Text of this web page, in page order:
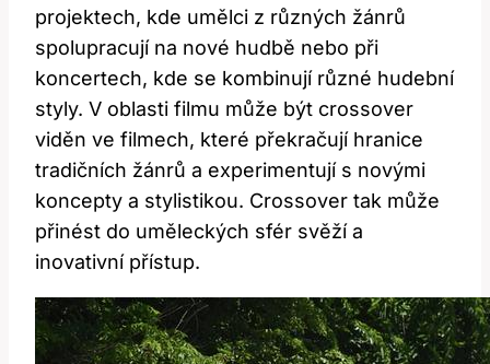
projektech, kde umělci z různých žánrů
spolupracují na nové hudbě nebo při
koncertech, kde se kombinují různé hudební
styly. V oblasti filmu může být crossover
viděn ve filmech, které překračují hranice
tradičních žánrů a experimentují s novými
koncepty a stylistikou. Crossover tak může
přinést do uměleckých sfér svěží a
inovativní přístup.